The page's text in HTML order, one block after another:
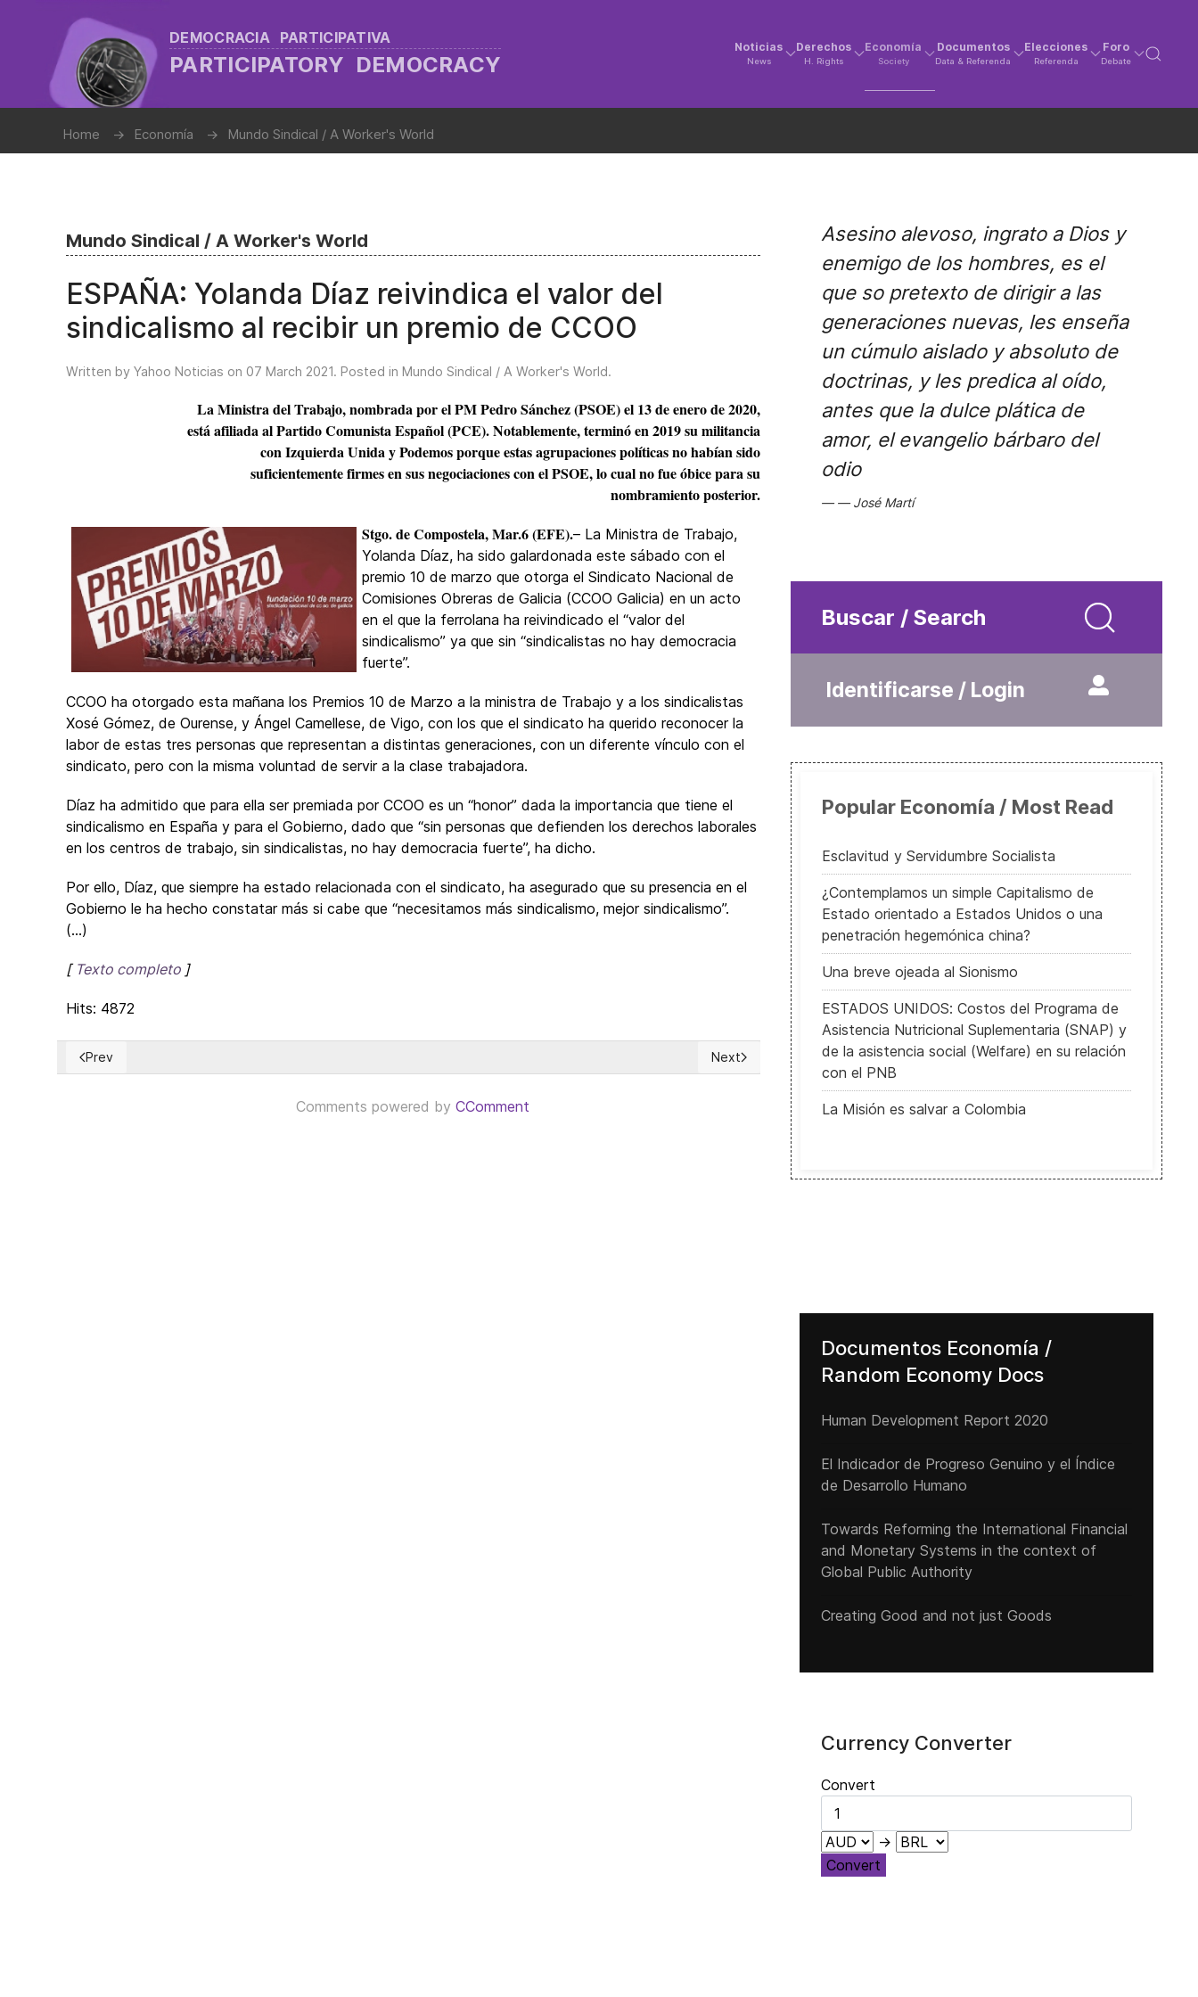
DEMOCRACIA PARTICIPATIVA
PARTICIPATORY DEMOCRACY
Noticias
News
Derechos
H. Rights
Economía
Society
Documentos
Data & Referenda
Elecciones
Referenda
Foro
Debate
Home Economía Mundo Sindical / A Worker's World
Mundo Sindical / A Worker's World
ESPAÑA: Yolanda Díaz reivindica el valor del
sindicalismo al recibir un premio de CCOO
Written by Yahoo Noticias on 07 March 2021. Posted in Mundo Sindical / A Worker's World.
La Ministra del Trabajo, nombrada por el PM Pedro Sánchez (PSOE) el 13 de enero de 2020,
está afiliada al Partido Comunista Español (PCE). Notablemente, terminó en 2019 su militancia
con Izquierda Unida y Podemos porque estas agrupaciones políticas no habían sido
suficientemente firmes en sus negociaciones con el PSOE, lo cual no fue óbice para su
nombramiento posterior.
Stgo. de Compostela, Mar.6 (EFE).– La Ministra de Trabajo,
Yolanda Díaz, ha sido galardonada este sábado con el
premio 10 de marzo que otorga el Sindicato Nacional de
Comisiones Obreras de Galicia (CCOO Galicia) en un acto
en el que la ferrolana ha reivindicado el “valor del
sindicalismo” ya que sin “sindicalistas no hay democracia
fuerte”.
CCOO ha otorgado esta mañana los Premios 10 de Marzo a la ministra de Trabajo y a los sindicalistas
Xosé Gómez, de Ourense, y Ángel Camellese, de Vigo, con los que el sindicato ha querido reconocer la
labor de estas tres personas que representan a distintas generaciones, con un diferente vínculo con el
sindicato, pero con la misma voluntad de servir a la clase trabajadora.
Díaz ha admitido que para ella ser premiada por CCOO es un “honor” dada la importancia que tiene el
sindicalismo en España y para el Gobierno, dado que “sin personas que defienden los derechos laborales
en los centros de trabajo, sin sindicalistas, no hay democracia fuerte”, ha dicho.
Por ello, Díaz, que siempre ha estado relacionada con el sindicato, ha asegurado que su presencia en el
Gobierno le ha hecho constatar más si cabe que “necesitamos más sindicalismo, mejor sindicalismo”.
(...)
[ Texto completo ]
Hits: 4872
Previous article: Organización Internacional del Trabajo: Cuba “viola la libertad sindical”
Prev Next article: El COVID-19 ha revelado la fragilidad de nuestras economías
Next
Comments powered byCComment
Asesino alevoso, ingrato a Dios y
enemigo de los hombres, es el
que so pretexto de dirigir a las
generaciones nuevas, les enseña
un cúmulo aislado y absoluto de
doctrinas, y les predica al oído,
antes que la dulce plática de
amor, el evangelio bárbaro del
odio
José Martí
Buscar / Search
Identificarse / Login
Popular Economía / Most Read
Esclavitud y Servidumbre Socialista
¿Contemplamos un simple Capitalismo de
Estado orientado a Estados Unidos o una
penetración hegemónica china?
Una breve ojeada al Sionismo
ESTADOS UNIDOS: Costos del Programa de
Asistencia Nutricional Suplementaria (SNAP) y
de la asistencia social (Welfare) en su relación
con el PNB
La Misión es salvar a Colombia
Documentos Economía /
Random Economy Docs
Human Development Report 2020
El Indicador de Progreso Genuino y el Índice
de Desarrollo Humano
Towards Reforming the International Financial
and Monetary Systems in the context of
Global Public Authority
Creating Good and not just Goods
Currency Converter
Convert
→
Convert